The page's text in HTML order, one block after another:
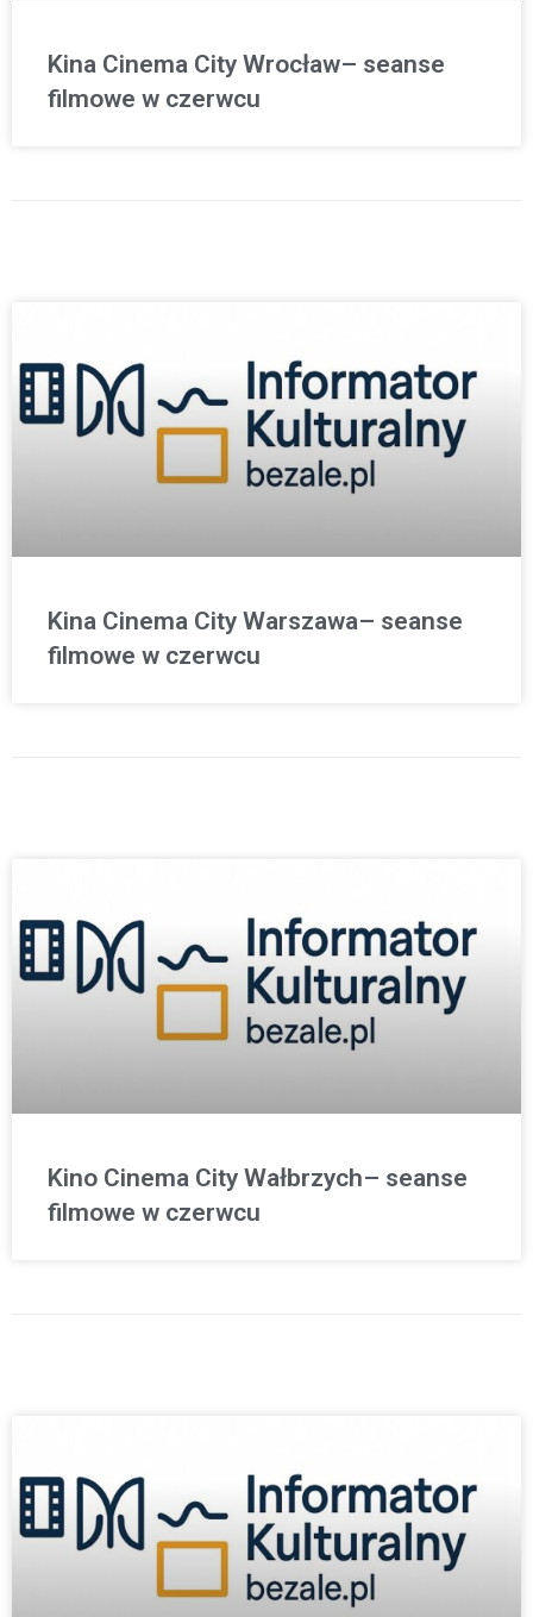
Kina Cinema City Wrocław– seanse
filmowe w czerwcu
Kina Cinema City Warszawa– seanse
filmowe w czerwcu
Kino Cinema City Wałbrzych– seanse
filmowe w czerwcu